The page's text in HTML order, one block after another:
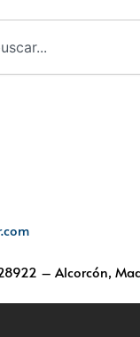
– Alcorcón,